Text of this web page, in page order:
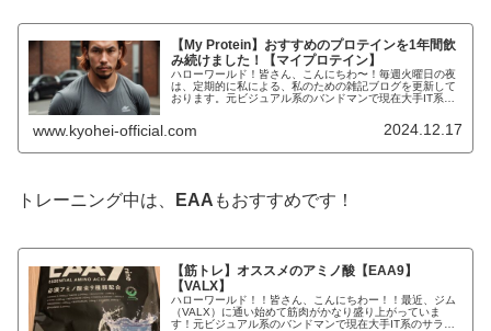
【My Protein】おすすめのプロテインを1年間飲
み続けました！【マイプロテイン】
ハローワールド！皆さん、こんにちわ〜！毎週火曜日の夜
は、定期的に私による、私のための雑記ブログを更新して
おります。元ビジュアル系のバンドマンで現在大手IT系の
www.kyohei-official.com 2024.12.17
トレーニング中は、 EAA もおすすめです！
【筋トレ】オススメのアミノ酸【EAA9】
【VALX】
ハローワールド！！皆さん、こんにちわー！！最近、ジム
（VALX）に通い始めて筋肉がかなり盛り上がっていま
す！元ビジュアル系のバンドマンで現在大手IT系のサラリ